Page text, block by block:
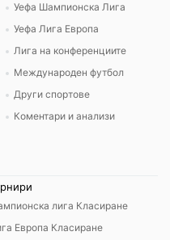
Уефа Шампионска Лига
Уефа Лига Европа
Лига на конференциите
Международен футбол
Други спортове
Коментари и анализи
лига Класиране
Европа Класиране